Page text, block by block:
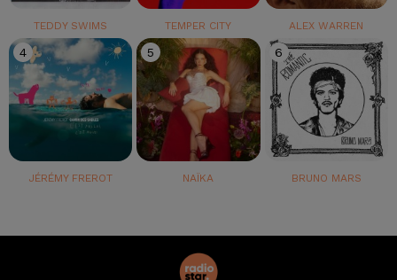
TEDDY SWIMS TEMPER CITY ALEX WARREN
4
JÉRÉMY FREROT
5
NAÏKA
6
BRUNO MARS